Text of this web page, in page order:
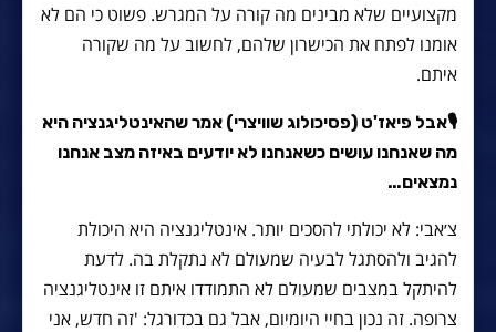
מקצועיים שלא מבינים מה קורה על המגרש. פשוט כי הם לא
אומנו לפתח את הכישרון שלהם, לחשוב על מה שקורה
איתם.
🎙אבל פיאז'ט (פסיכולוג שוויצרי) אמר שהאינטליגנציה היא
מה שאנחנו עושים כשאנחנו לא יודעים באיזה מצב אנחנו
נמצאים…
צ׳אבי: לא יכולתי להסכים יותר. אינטליגנציה היא היכולת
להגיב ולהסתגל לבעיה שמעולם לא נתקלת בה. לדעת
להיתקל במצבים שמעולם לא התמודדו איתם זו אינטליגנציה
צרופה. זה נכון בחיי היומיום, אבל גם בכדורגל: 'זה חדש, אני